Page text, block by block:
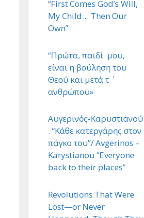
“First Comes God’s Will,
My Child… Then Our
Own”
“Πρώτα, παιδί μου,
είναι η βούληση του
Θεού και μετά τ ΄
ανθρώπου»
Αυγερινός-Καρυστιανού
. “Κάθε κατεργάρης στον
πάγκο του”/ Avgerinos –
Karystianou “Εveryone
back to their places”
Revolutions That Were
Lost—or Never